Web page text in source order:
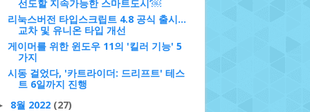
선도할 지속가능한 스마트도시’￼
리눅스버전 타입스크립트 4.8 공식 출시…
교차 및 유니온 타입 개선
게이머를 위한 윈도우 11의 '킬러 기능' 5
가지
시동 걸었다, '카트라이더: 드리프트' 테스
트 6일까지 진행
8월 2022 (27)